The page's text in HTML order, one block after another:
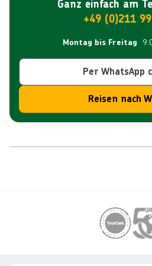
Ganz einfach am
+49 (0)211
Montag bis Freitag
Per WhatsApp
Reisen nach
Reiseroute